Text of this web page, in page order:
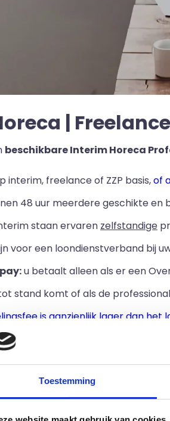
Toestemming
|
beschikbare Interim Horeca
interim, freelance of ZZP basis,of
48 uur meerdere geschikte en
staan ervaren zelfstandige
voor een loondienstverband bij
u betaalt alleen als er een
stand komt of als de
is aanzienlijk lager dan het
onze tarieven
/ zzp'ers /